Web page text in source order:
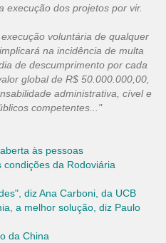
execução dos projetos por vir.
voluntária de qualquer
na incidência de multa
de descumprimento por cada
global de R$ 50.000.000,00,
administrativa, cível e
competentes..."
às pessoas
da Rodoviária
diz Ana Carboni, da UCB
a melhor solução, diz Paulo
da China